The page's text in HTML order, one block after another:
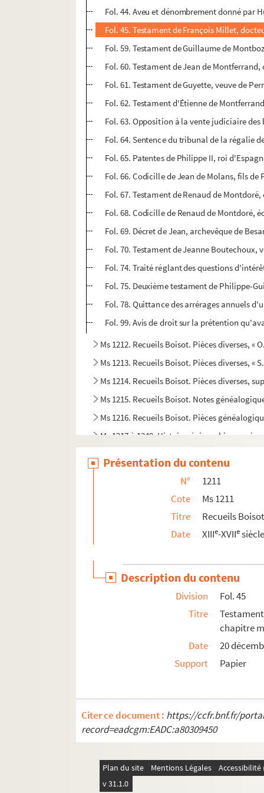
Fol. 44. Aveu et dénombrement donné par
Fol. 45. Testament de François Millet,
Fol. 59. Testament de Guillaume de
Fol. 60. Testament de Jean de
Fol. 61. Testament de Guyette, veuve de
Fol. 62. Testament d'Étienne de
Fol. 63. Opposition à la vente judiciaire
Fol. 64. Sentence du tribunal de la régalie
Fol. 65. Patentes de Philippe II, roi
Fol. 66. Codicille de Jean de Molans, fils
Fol. 67. Testament de Renaud de
Fol. 68. Codicille de Renaud de Montdoré,
Fol. 69. Décret de Jean, archevêque de
Fol. 70. Testament de Jeanne Boutechoux,
Fol. 74. Traité réglant des questions
Fol. 75. Deuxième testament de Philippe-
Fol. 78. Quittance des arrérages annuels
Fol. 99. Avis de droit sur la prétention
Ms 1212. Recueils Boisot. Pièces diverses, «
Ms 1213. Recueils Boisot. Pièces diverses, « S.
Ms 1214. Recueils Boisot. Pièces diverses,
Ms 1215. Recueils Boisot. Notes
Ms 1216. Recueils Boisot. Pièces
Ms 1217 à 1249. Histoire, épigraphie,
Présentation du contenu
N°
1211
Cote
Ms 1211
Titre
Recueils
Date
XIIIe-XVIIe
Description du contenu
Division
Fol. 45
Titre
chapitre
Date
20
Support
Papier
Citer ce document : https://ccfr.bnf.fr/
record=eadcgm:EADC:a80309450
Plan du site Mentions Légales
v 31.1.0